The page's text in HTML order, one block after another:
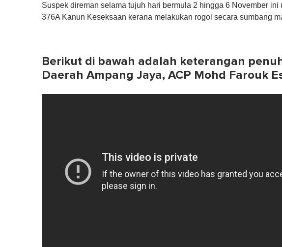
l
u
Suspek direman selama tujuh hari bermula 2 hingga 6 November
376A Kanun Keseksaan kerana melakukan rogol secara sumbang
Berikut di bawah adalah keterangan
Daerah Ampang Jaya, ACP Mohd Farouk